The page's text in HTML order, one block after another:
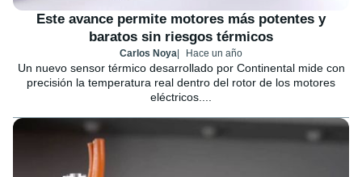
Este avance permite motores más potentes y
baratos sin riesgos térmicos
Carlos Noya Hace un año
Un nuevo sensor térmico desarrollado por Continental mide con
precisión la temperatura real dentro del rotor de los motores
eléctricos....